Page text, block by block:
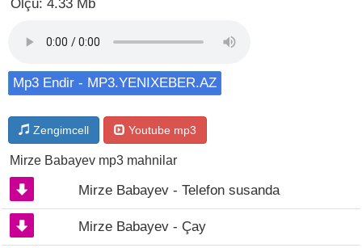
Ölçü: 4.33 Mb
Mp3 Endir - MP3.YENIXEBER.AZ
Zengimcell Youtube mp3
Mirze Babayev mp3 mahnilar
Mirze Babayev - Telefon susanda
Mirze Babayev - Çay